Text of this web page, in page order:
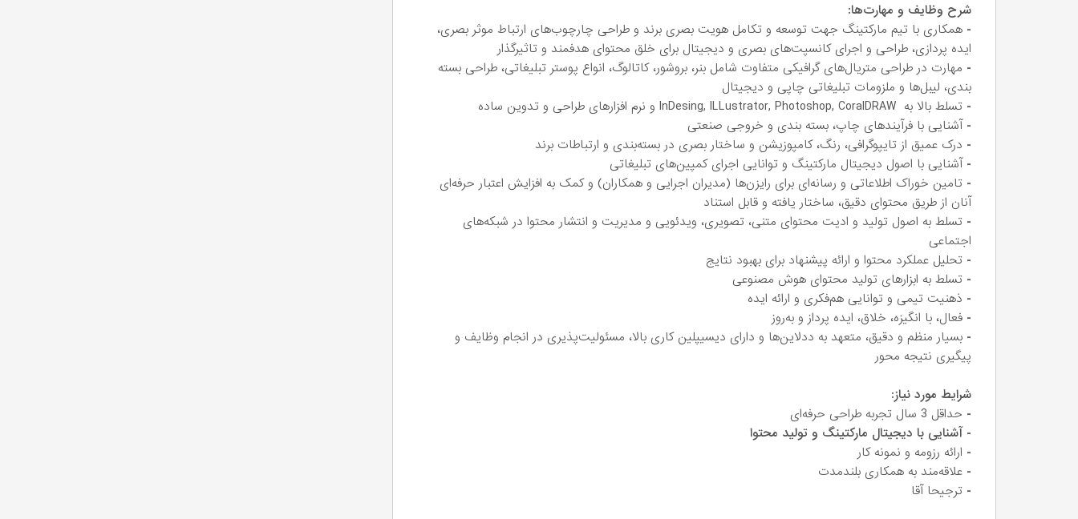
شرح وظایف و مهارت‌ها:
- همکاری با تیم مارکتینگ جهت توسعه و تکامل هویت بصری برند و طراحی چارچوب‌های ارتباط موثر بصری،
ایده پردازی، طراحی و اجرای کانسپت‌های بصری و دیجیتال برای خلق محتوای هدفمند و تاثیرگذار
- مهارت در طراحی متریال‌های گرافیکی متفاوت شامل بنر، بروشور، کاتالوگ، انواع پوستر تبلیغاتی، طراحی بسته
بندی، لیبل‌ها و ملزومات تبلیغاتی چاپی و دیجیتال
- تسلط بالا به InDesing, ILLustrator, Photoshop, CoralDRAW و نرم افزارهای طراحی و تدوین ساده
-آشنایی با فرآیندهای چاپ، بسته بندی و خروجی صنعتی
- درک عمیق از تایپوگرافی، رنگ، کامپوزیشن و ساختار بصری در بسته‌بندی و ارتباطات برند
-آشنایی با اصول دیجیتال مارکتینگ و توانایی اجرای کمپین‌های تبلیغاتی
- تامین خوراک اطلاعاتی و رسانه‌ای برای رایزن‌ها (مدیران اجرایی و همکاران) و کمک به افزایش اعتبار حرفه‌ای
آنان از طریق محتوای دقیق، ساختار یافته و قابل استناد
- تسلط به اصول تولید و ادیت محتوای متنی، تصویری، ویدئویی و مدیریت و انتشار محتوا در شبکه‌های
اجتماعی
- تحلیل عملکرد محتوا و ارائه پیشنهاد برای بهبود نتایج
- تسلط به ابزارهای تولید محتوای هوش مصنوعی
- ذهنیت تیمی و توانایی هم‌فکری و ارائه ایده
- فعال، با انگیزه، خلاق، ایده پرداز و به‌روز
- بسیار منظم و دقیق، متعهد به ددلاین‌ها و دارای دیسیپلین کاری بالا، مسئولیت‌پذیری در انجام وظایف و
پیگیری نتیجه محور
شرایط مورد نیاز:
- حداقل 3 سال تجربه طراحی حرفه‌ای
- آشنایی با دیجیتال مارکتینگ و تولید محتوا
- ارائه رزومه و نمونه کار
- علاقه‌مند به همکاری بلندمدت
- ترجیحا آقا